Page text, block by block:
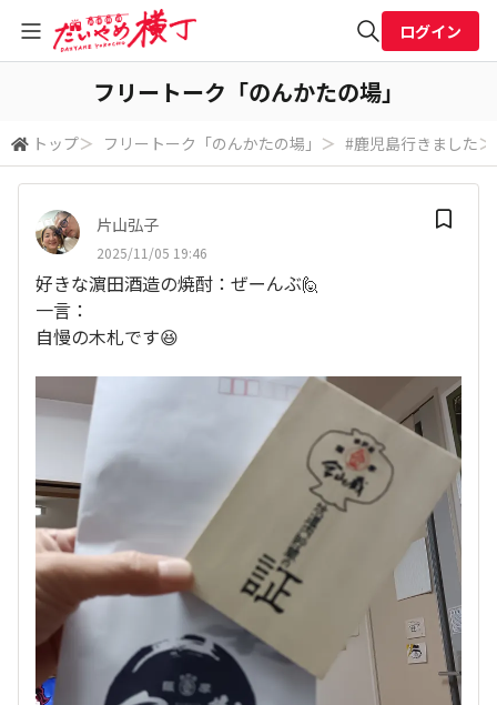
全体検索
検索
ログイン
フリートーク「のんかたの場」
トップ＞ フリートーク「のんかたの場」 ＞ #鹿児島行きました＞
片山弘子
2025/11/05 19:46
好きな濵田酒造の焼酎：ぜーんぶ🙋
一言：
自慢の木札です😆